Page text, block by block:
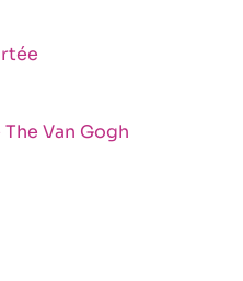
Van Gogh